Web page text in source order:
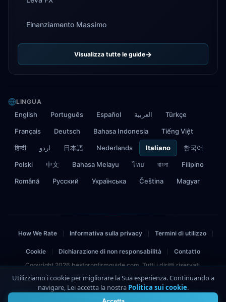
Finanziamento Massimo
Visualizza tutte le guide
LINGUA
English Português Español العربية Türkçe
Français Deutsch Bahasa Indonesia Tiếng Việt
हिन्दी اردو 日本語 Nederlands Italiano 한국어
Polski 中文 Bahasa Melayu ไทย বাংলা Filipino
Română Русский Українська Čeština Magyar
How We Rate Informativa sulla privacy Termini di utilizzo
Cookie Dichiarazione di non responsabilità
Contatto
Copyright 2026 bestpropfirmguide.com. Tutti i diritti riservati.
Avviso di rischio: Il trading comporta rischi. I risultati passati non garantiscono
performance future. Contenuto educativo solo. Non è un consiglio finanziario.
Utilizziamo i cookie per migliorare la Sua esperienza. Continuando a
navigare, Lei accetta la nostra Politica sui cookie.